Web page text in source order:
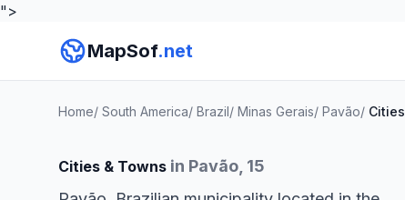
">
MapSof.net
Home/ South America/ Brazil/ Minas Gerais/ Pavão/ Cities
Cities & Towns in Pavão, 15